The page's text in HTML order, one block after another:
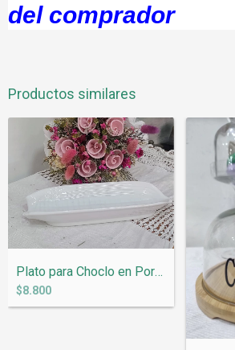
del comprador
Productos similares
Plato para Choclo en Porcelana Blanca M1...
$8.800